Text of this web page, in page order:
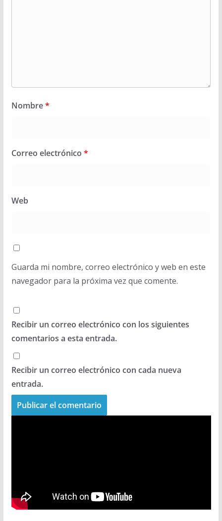
Nombre*
Correo electrónico *
Web
Guarda mi nombre, correo electrónico y web en este
navegador para la próxima vez que comente.
Recibir un correo electrónico con los siguientes
comentarios a esta entrada.
Recibir un correo electrónico con cada nueva
entrada.